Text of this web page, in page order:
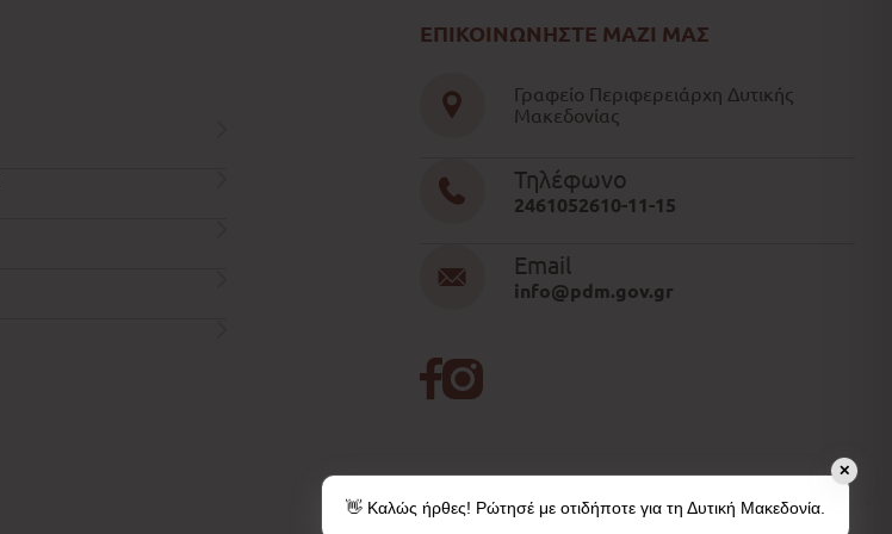
ΕΠΙΚΟΙΝΩΝΗΣΤΕ ΜΑΖΙ ΜΑΣ
Γραφείο Περιφερειάρχη Δυτικής
Μακεδονίας
Τηλέφωνο
2461052610-11-15
Email
info@pdm.gov.gr
✕
👋 Καλώς ήρθες! Ρώτησέ με οτιδήποτε για τη Δυτική Μακεδονία.